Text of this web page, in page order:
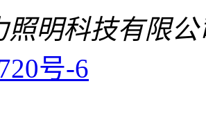
照明科技有限
号-6